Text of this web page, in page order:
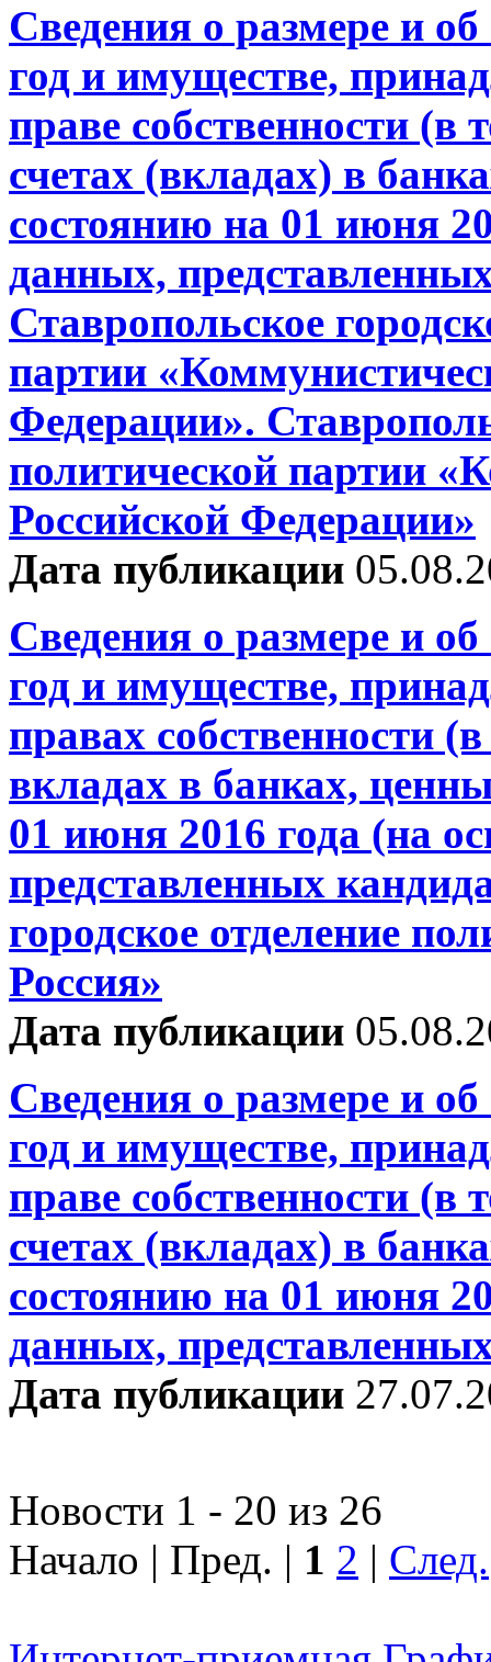
Сведения о размере и
год и имуществе,
праве собственности (в
счетах (вкладах) в
состоянию на 01 июня
данных,
Ставропольское
партии
Федерации».
политической партии
Российской Федерации»
Дата публикации
Сведения о размере и
год и имуществе,
правах собственности
вкладах в банках,
01 июня 2016 года (на
представленных
городское отделение
Россия»
Дата публикации
Сведения о размере и
год и имуществе,
праве собственности (в
счетах (вкладах) в
состоянию на 01 июня
данных,
Дата публикации
Новости 1 - 20 из 26
Начало | Пред. | 1 2 | След.